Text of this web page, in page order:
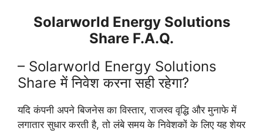
Solarworld Energy Solutions
Share F.A.Q.
– Solarworld Energy Solutions
Share में निवेश करना सही रहेगा?
यदि कंपनी अपने बिजनेस का विस्तार, राजस्व वृद्धि और मुनाफे में
लगातार सुधार करती है, तो लंबे समय के निवेशकों के लिए यह शेयर